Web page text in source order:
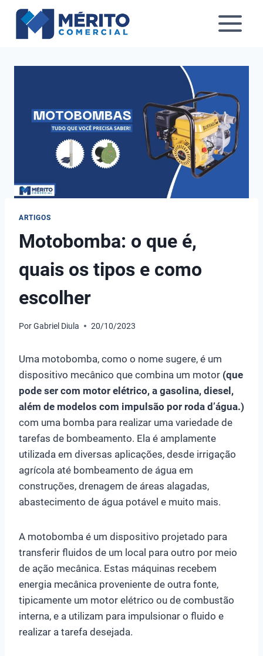
Pular
ARTIGOS
Motobomba: o que é,
quais os tipos e como
escolher
PorGabriel Diula 20/10/2023
Uma motobomba, como o nome sugere, é um
dispositivo mecânico que combina um motor (que
pode ser com motor elétrico, a gasolina, diesel,
além de modelos com impulsão por roda d’água.)
com uma bomba para realizar uma variedade de
tarefas de bombeamento. Ela é amplamente
utilizada em diversas aplicações, desde irrigação
agrícola até bombeamento de água em
construções, drenagem de áreas alagadas,
abastecimento de água potável e muito mais.
A motobomba é um dispositivo projetado para
transferir fluidos de um local para outro por meio
de ação mecânica. Estas máquinas recebem
energia mecânica proveniente de outra fonte,
tipicamente um motor elétrico ou de combustão
interna, e a utilizam para impulsionar o fluido e
realizar a tarefa desejada.